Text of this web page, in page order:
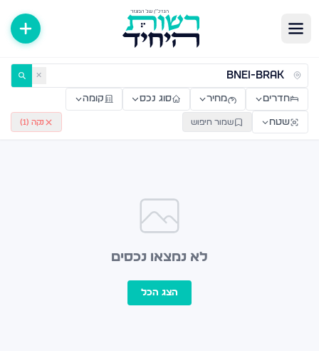
דירות למכירה ולהשכרה — רשות היחיד ✕
חדרים מחיר סוג נכס קומה
שטח שמור חיפוש נקה ( 1
)
לא נמצאו נכסים
הצג הכל